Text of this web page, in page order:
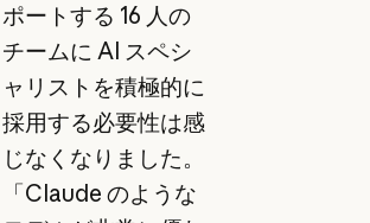
ポートする 16 人の
チームに AI スペシ
ャリストを積極的に
採用する必要性は感
じなくなりました。
「Claude のような